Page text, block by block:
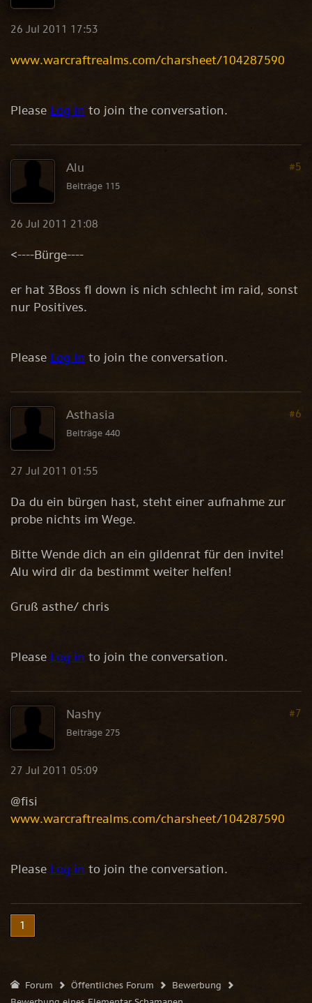
26 Jul 2011 17:53
www.warcraftrealms.com/charsheet/104287590
Please Log in to join the conversation.
Alu
Beiträge 115
26 Jul 2011 21:08
#5
<----Bürge----
er hat 3Boss fl down is nich schlecht im raid, sonst
nur Positives.
Please Log in to join the conversation.
Asthasia
Beiträge 440
27 Jul 2011 01:55
#6
Da du ein bürgen hast, steht einer aufnahme zur
probe nichts im Wege.
Bitte Wende dich an ein gildenrat für den invite!
Alu wird dir da bestimmt weiter helfen!
Gruß asthe/ chris
Please Log in to join the conversation.
Nashy
Beiträge 275
27 Jul 2011 05:09
#7
@fisi
www.warcraftrealms.com/charsheet/104287590
Please Log in to join the conversation.
1
Forum Öffentliches Forum
Bewerbung